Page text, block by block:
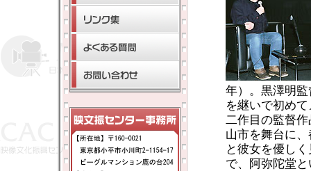
年）。黒澤明
を継いで初め
二作目の監督
山市を舞台に
と彼女を優し
で、阿弥陀堂